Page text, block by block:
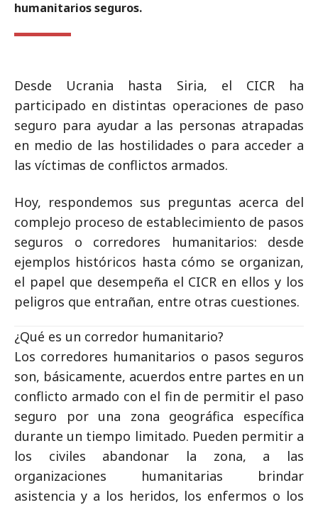
humanitarios seguros.
Desde Ucrania hasta Siria, el CICR ha
participado en distintas operaciones de paso
seguro para ayudar a las personas atrapadas
en medio de las hostilidades o para acceder a
las víctimas de conflictos armados.
Hoy, respondemos sus preguntas acerca del
complejo proceso de establecimiento de pasos
seguros o corredores humanitarios: desde
ejemplos históricos hasta cómo se organizan,
el papel que desempeña el CICR en ellos y los
peligros que entrañan, entre otras cuestiones.
¿Qué es un corredor humanitario?
Los corredores humanitarios o pasos seguros
son, básicamente, acuerdos entre partes en un
conflicto armado con el fin de permitir el paso
seguro por una zona geográfica específica
durante un tiempo limitado. Pueden permitir a
los civiles abandonar la zona, a las
organizaciones humanitarias brindar
asistencia y a los heridos, los enfermos o los